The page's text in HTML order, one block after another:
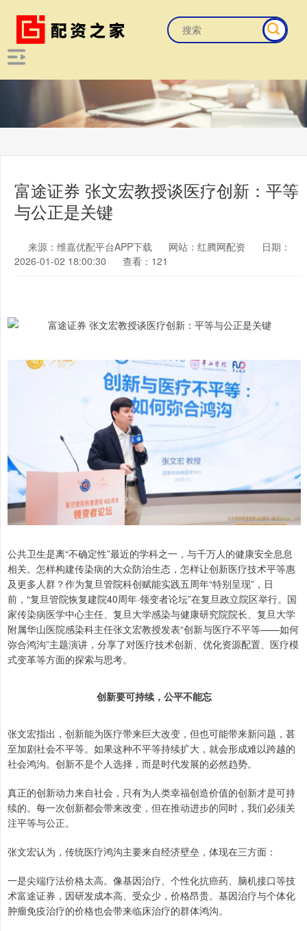
富途证券 张文宏教授谈医疗创新：平等
与公正是关键
来源：维嘉优配平台APP下载 网站：红腾网配资
日期：
2026-01-02 18:00:30
查看：121
公共卫生是离“不确定性”最近的学科之一，与千万人的健康安全息息
相关。怎样构建传染病的大众防治生态，怎样让创新医疗技术平等惠
及更多人群？作为复旦管院科创赋能实践五周年“特别呈现”，日
前，“复旦管院恢复建院40周年·领变者论坛”在复旦政立院区举行。国
家传染病医学中心主任、复旦大学感染与健康研究院院长、复旦大学
附属华山医院感染科主任张文宏教授发表“创新与医疗不平等——如何
弥合鸿沟”主题演讲，分享了对医疗技术创新、优化资源配置、医疗模
式变革等方面的探索与思考。
创新要可持续，公平不能忘
张文宏指出，创新能为医疗带来巨大改变，但也可能带来新问题，甚
至加剧社会不平等。如果这种不平等持续扩大，就会形成难以跨越的
社会鸿沟。创新不是个人选择，而是时代发展的必然趋势。
真正的创新动力来自社会，只有为人类幸福创造价值的创新才是可持
续的。每一次创新都会带来改变，但在推动进步的同时，我们必须关
注平等与公正。
张文宏认为，传统医疗鸿沟主要来自经济壁垒，体现在三方面：
一是尖端疗法价格太高。像基因治疗、个性化抗癌药、脑机接口等技
术富途证券，因研发成本高、受众少，价格昂贵。基因治疗与个体化
肿瘤免疫治疗的价格也会带来临床治疗的群体鸿沟。